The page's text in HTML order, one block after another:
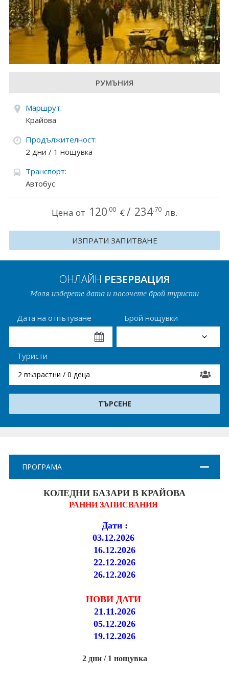
Круизи
Уикенд програми
ДЕСТИНАЦИИ
Чехия
България
Китай
Румъния
Гърция
Сърбия - E-Tours
Унгария
Испания
Франция
РУМЪНИЯ
Маршрут:
Крайова
Продължителност:
2 дни / 1 нощувка
Транспорт:
Автобус
Цена от 120.00 €/ 234.70 лв.
ИЗПРАТИ ЗАПИТВАНЕ
ОНЛАЙН РЕЗЕРВАЦИЯ
Моля изберете дата и посочете брой туристи
Дата на отпътуване Брой нощувки
Туристи
2 възрастни / 0 деца
ПРОГРАМА
КОЛЕДНИ БАЗАРИ В КРАЙОВА
РАННИ ЗАПИСВАНИЯ
Дати :
03.12.2026
16.12.2026
22.12.2026
26.12.2026
НОВИ ДАТИ
21.11.2026
05.12.2026
19.12.2026
2 дни / 1 нощувка